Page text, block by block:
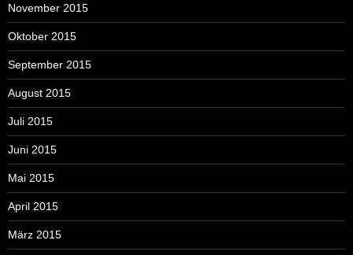
November 2015
Oktober 2015
September 2015
August 2015
Juli 2015
Juni 2015
Mai 2015
April 2015
März 2015